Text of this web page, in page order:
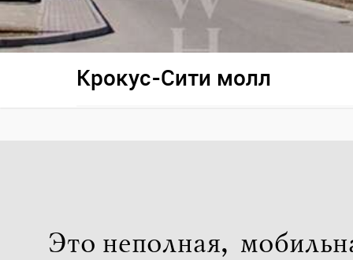
Крокус-Сити молл
Это неполная,